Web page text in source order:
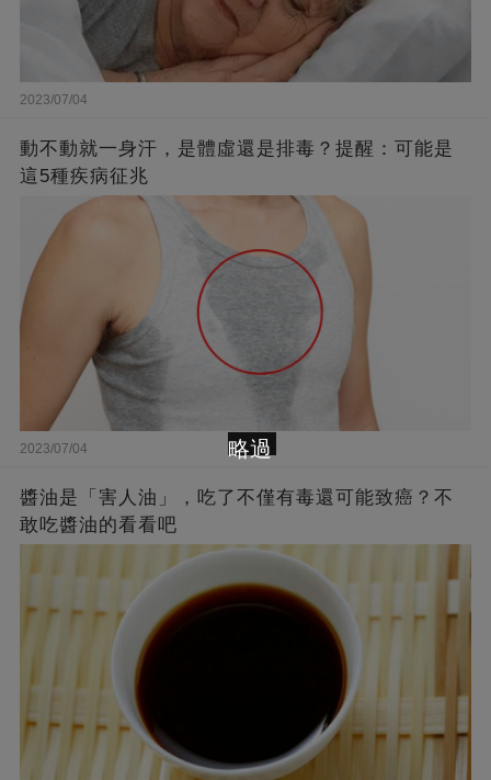
2023/07/04
動不動就一身汗，是體虛還是排毒？提醒：可能是
這5種疾病征兆
2023/07/04
醬油是「害人油」，吃了不僅有毒還可能致癌？不
敢吃醬油的看看吧
略過